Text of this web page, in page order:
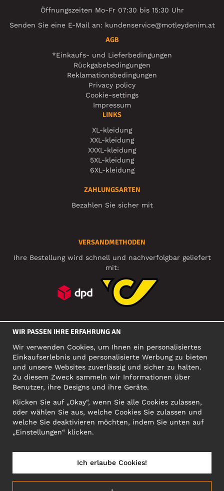
Öffnungszeiten Mo-Fr 07:30 bis 15:30 Uhr
Senden Sie eine E-Mail an: kundenservice@motleydenim.at
AGB
*Einkaufs- und Lieferbedingungen
Rückgabebedingungen
Reklamationsbedingungen
Privacy policy
Cookie-settings
Impressum
LINKS
XL-kleidung
XXL-kleidung
XXXL-kleidung
5XL-kleidung
6XL-kleidung
ZAHLUNGSARTEN
Bezahlen Sie sicher mit
VERSANDMETHODEN
Ihre Bestellung wird schnell und nachverfolgbar geliefert
mit:
SOZIALE MEDIEN
FIRMA
Motley Denim Europe OÜ
Narva mnt 5, EE-10117 Tallinn
Org: 12356245, VAT: EE101578318
ACHTUNG! Produktrücksendungen nicht an diese Adresse
schicken!
WIR PASSEN IHRE ERFAHRUNG AN
Wir verwenden Cookies, um Ihnen ein personalisiertes
Einkaufserlebnis und personalisierte Werbung zu bieten
und unsere Websites zuverlässig und sicher zu halten.
Zu diesem Zweck sammeln wir Informationen über
Benutzer, ihre Designs und ihre Geräte.
Klicken Sie auf „Okay“, wenn Sie alle Cookies zulassen,
oder wählen Sie aus, welche Cookies Sie zulassen und
welche Sie deaktivieren möchten, indem Sie unten auf
„Einstellungen“ klicken.
Ich erlaube Cookies!